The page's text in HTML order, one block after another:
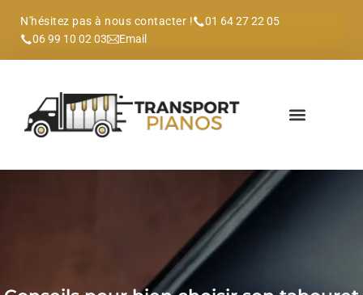
N'hésitez pas à nous contacter !
01 64 27 22 05
06 99 10 02 03
Email